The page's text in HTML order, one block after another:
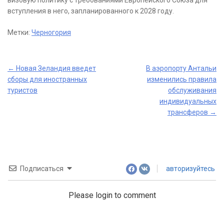
вступления в него, запланированного к 2028 году.
Метки: Черногория
Post
navigation
← Новая Зеландия введет
сборы для иностранных
туристов
В аэропорту Антальи
изменились правила
обслуживания
индивидуальных
трансферов →
Подписаться авторизуйтесь
Please login to comment